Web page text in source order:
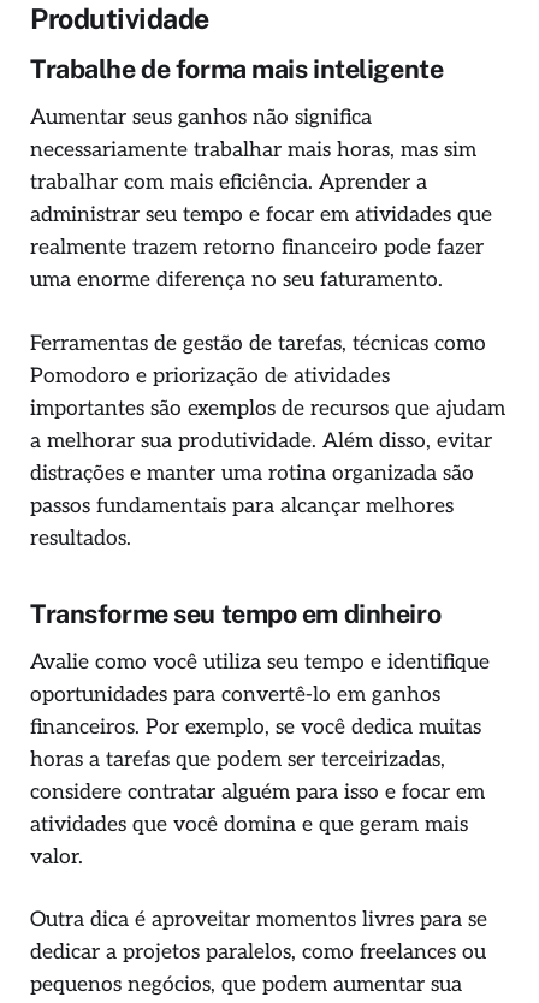
Produtividade
Trabalhe de forma mais inteligente
Aumentar seus ganhos não significa
necessariamente trabalhar mais horas, mas sim
trabalhar com mais eficiência. Aprender a
administrar seu tempo e focar em atividades que
realmente trazem retorno financeiro pode fazer
uma enorme diferença no seu faturamento.
Ferramentas de gestão de tarefas, técnicas como
Pomodoro e priorização de atividades
importantes são exemplos de recursos que ajudam
a melhorar sua produtividade. Além disso, evitar
distrações e manter uma rotina organizada são
passos fundamentais para alcançar melhores
resultados.
Transforme seu tempo em dinheiro
Avalie como você utiliza seu tempo e identifique
oportunidades para convertê-lo em ganhos
financeiros. Por exemplo, se você dedica muitas
horas a tarefas que podem ser terceirizadas,
considere contratar alguém para isso e focar em
atividades que você domina e que geram mais
valor.
Outra dica é aproveitar momentos livres para se
dedicar a projetos paralelos, como freelances ou
pequenos negócios, que podem aumentar sua